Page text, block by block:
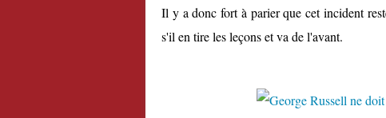
Il y a donc fort à parier que cet incident
s'il en tire les leçons et va de l'avant.